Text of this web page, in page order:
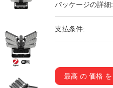
パッケージの詳細:
支払条件:
最高 の 価格